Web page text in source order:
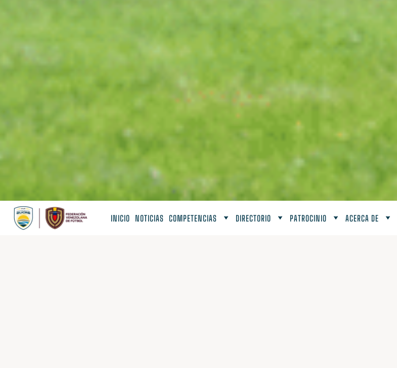
INICIO NOTICIAS COMPETENCIAS DIRECTORIO PATROCINIO ACERCA DE